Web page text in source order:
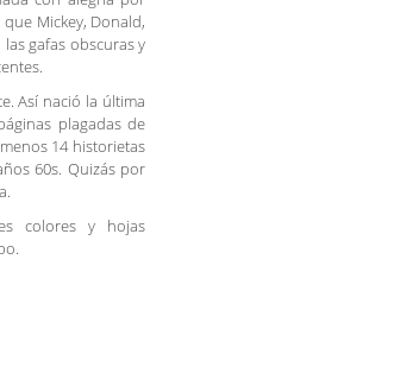
Mickey, Donald,
gafas obscuras y
Así nació la última
plagadas de
14 historietas
60s. Quizás por
colores y hojas